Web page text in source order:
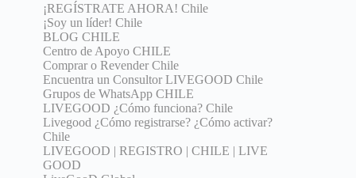
¡REGÍSTRATE AHORA! Chile
¡Soy un líder! Chile
BLOG CHILE
Centro de Apoyo CHILE
Comprar o Revender Chile
Encuentra un Consultor LIVEGOOD Chile
Grupos de WhatsApp CHILE
LIVEGOOD ¿Cómo funciona? Chile
Livegood ¿Cómo registrarse? ¿Cómo activar?
Chile
LIVEGOOD | REGISTRO | CHILE | LIVE
GOOD